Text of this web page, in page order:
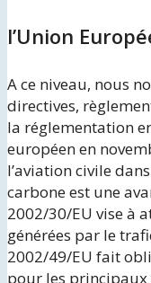
l’Union
A ce niveau, nous
directives,
la réglementation
européen en
l’aviation civile
carbone est une
2002/30/EU vise à
générées par le
2002/49/EU fait
pour les principaux